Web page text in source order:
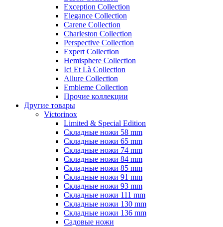
Exception Collection
Elegance Collection
Carene Collection
Charleston Collection
Perspective Collection
Expert Collection
Hemisphere Collection
Ici Et Là Collection
Allure Collection
Embleme Collection
Прочие коллекции
Другие товары
Victorinox
Limited & Special Edition
Складные ножи 58 mm
Складные ножи 65 mm
Складные ножи 74 mm
Складные ножи 84 mm
Складные ножи 85 mm
Складные ножи 91 mm
Складные ножи 93 mm
Складные ножи 111 mm
Складные ножи 130 mm
Складные ножи 136 mm
Садовые ножи